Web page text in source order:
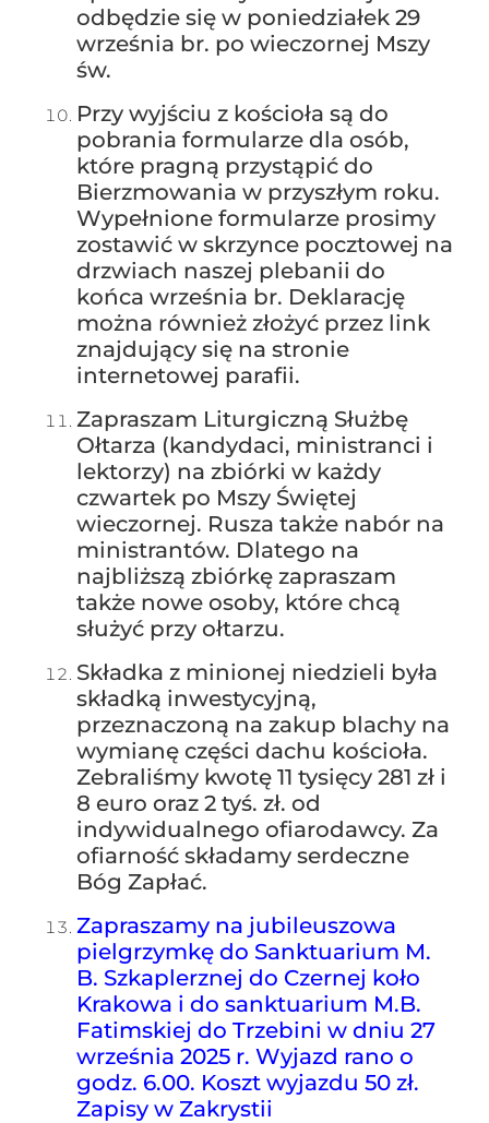
odbędzie się w poniedziałek 29
września br. po wieczornej Mszy
św.
Przy wyjściu z kościoła są do
pobrania formularze dla osób,
które pragną przystąpić do
Bierzmowania w przyszłym roku.
Wypełnione formularze prosimy
zostawić w skrzynce pocztowej na
drzwiach naszej plebanii do
końca września br. Deklarację
można również złożyć przez link
znajdujący się na stronie
internetowej parafii.
Zapraszam Liturgiczną Służbę
Ołtarza (kandydaci, ministranci i
lektorzy) na zbiórki w każdy
czwartek po Mszy Świętej
wieczornej. Rusza także nabór na
ministrantów. Dlatego na
najbliższą zbiórkę zapraszam
także nowe osoby, które chcą
służyć przy ołtarzu.
Składka z minionej niedzieli była
składką inwestycyjną,
przeznaczoną na zakup blachy na
wymianę części dachu kościoła.
Zebraliśmy kwotę 11 tysięcy 281 zł i
8 euro oraz 2 tyś. zł. od
indywidualnego ofiarodawcy. Za
ofiarność składamy serdeczne
Bóg Zapłać.
Zapraszamy na jubileuszowa
pielgrzymkę do Sanktuarium M.
B. Szkaplerznej do Czernej koło
Krakowa i do sanktuarium M.B.
Fatimskiej do Trzebini w dniu 27
września 2025 r. Wyjazd rano o
godz. 6.00. Koszt wyjazdu 50 zł.
Zapisy w Zakrystii